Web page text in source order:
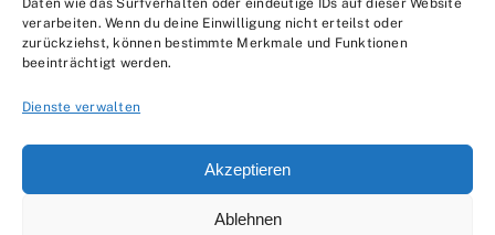
Daten wie das Surfverhalten oder eindeutige IDs auf dieser Website
verarbeiten. Wenn du deine Einwilligung nicht erteilst oder
zurückziehst, können bestimmte Merkmale und Funktionen
beeinträchtigt werden.
Dienste verwalten
Akzeptieren
Ablehnen
Datenschutzerklärung
© 2007 - 2026 •by Moveco